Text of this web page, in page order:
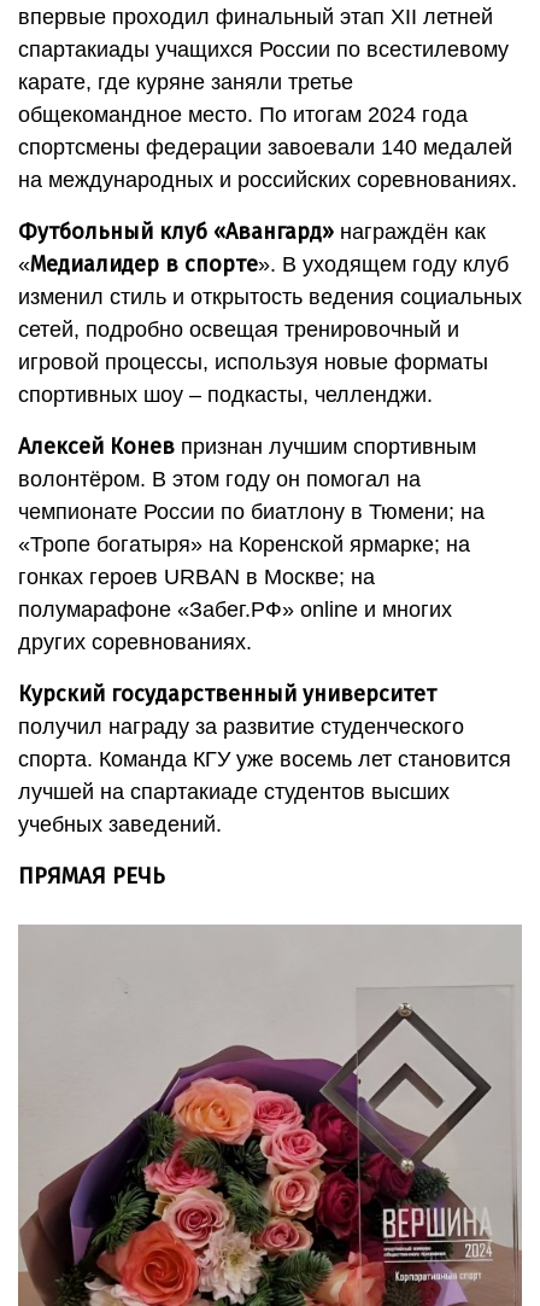
впервые проходил финальный этап XII летней
спартакиады учащихся России по всестилевому
карате, где куряне заняли третье
общекомандное место. По итогам 2024 года
спортсмены федерации завоевали 140 медалей
на международных и российских соревнованиях.
Футбольный клуб «Авангард» награждён как
«Медиалидер в спорте». В уходящем году клуб
изменил стиль и открытость ведения социальных
сетей, подробно освещая тренировочный и
игровой процессы, используя новые форматы
спортивных шоу – подкасты, челленджи.
Алексей Конев признан лучшим спортивным
волонтёром. В этом году он помогал на
чемпионате России по биатлону в Тюмени; на
«Тропе богатыря» на Коренской ярмарке; на
гонках героев URBAN в Москве; на
полумарафоне «Забег.РФ» online и многих
других соревнованиях.
Курский государственный университет
получил награду за развитие студенческого
спорта. Команда КГУ уже восемь лет становится
лучшей на спартакиаде студентов высших
учебных заведений.
ПРЯМАЯ РЕЧЬ